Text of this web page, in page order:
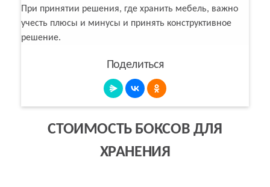
При принятии решения, где хранить мебель, важно
учесть плюсы и минусы и принять конструктивное
решение.
Поделиться
СТОИМОСТЬ БОКСОВ ДЛЯ
ХРАНЕНИЯ